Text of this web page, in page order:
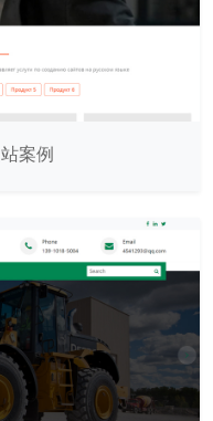
案例